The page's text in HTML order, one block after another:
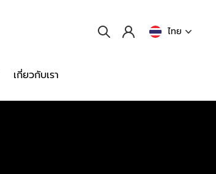
เกี่ยวกับเรา
ไทย